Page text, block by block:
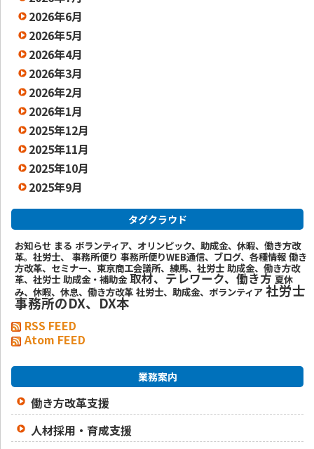
2026年6月
2026年5月
2026年4月
2026年3月
2026年2月
2026年1月
2025年12月
2025年11月
2025年10月
2025年9月
タグクラウド
お知らせ まる ボランティア、オリンピック、助成金、休暇、働き方改
革。社労士、
事務所便り 事務所便りWEB通信、ブログ、各種情報 働き
方改革、セミナー、東京商工会議所、練馬、社労士 助成金、働き方改
革、社労士 助成金・補助金 取材、テレワーク、働き方 夏休
み、休暇、休息、働き方改革 社労士、助成金、ボランティア 社労士
事務所のDX、DX本
RSS FEED
Atom FEED
業務案内
働き方改革支援
人材採用・育成支援